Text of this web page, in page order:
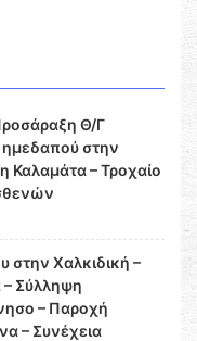
Θ/Γ
στην
Καλαμάτα – Τροχαίο
στην Χαλκιδική –
Σύλληψη
– Παροχή
– Συνέχεια